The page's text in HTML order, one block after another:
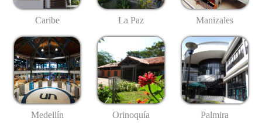
Caribe La Paz Manizales
Medellín Orinoquía Palmira